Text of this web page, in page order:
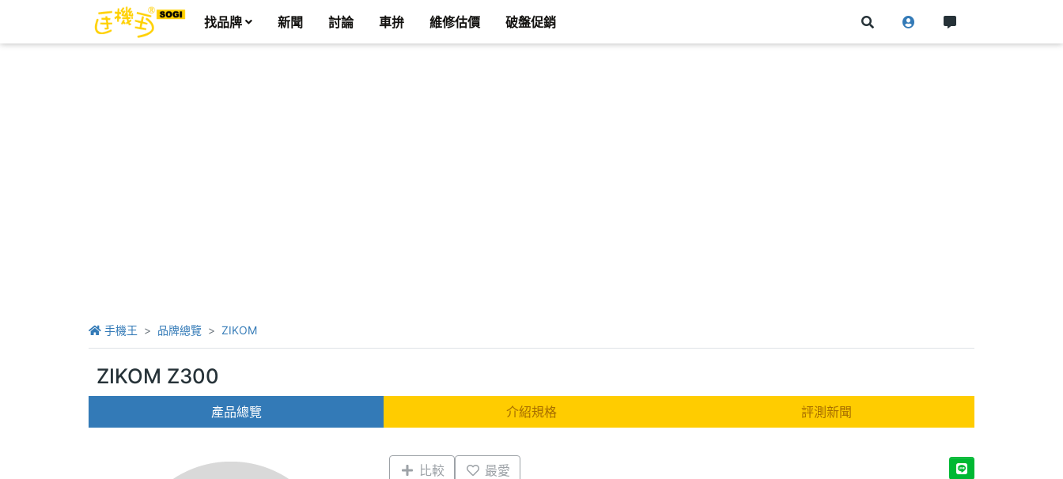
找品牌 新聞 討論 車拚 維修估價 破盤促銷
手機王 品牌總覽 ZIKOM
ZIKOM Z300
產品總覽 介紹規格 評測新聞
比較 最愛